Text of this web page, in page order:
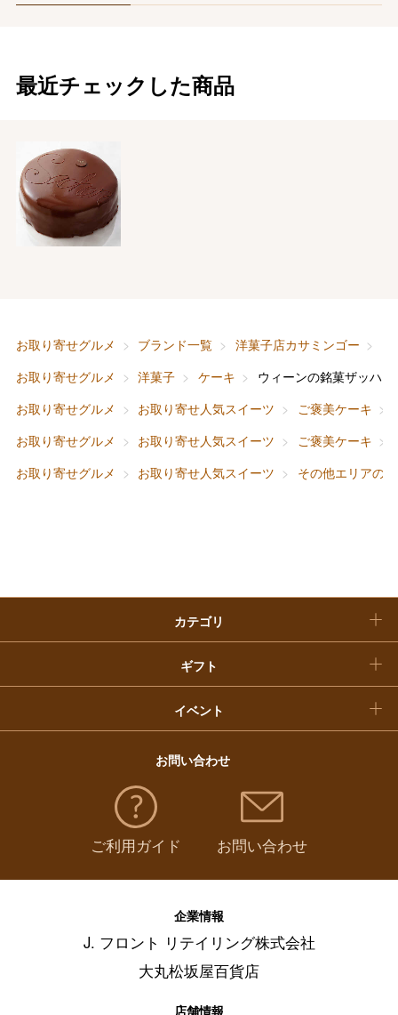
最近チェックした商品
お取り寄せグルメ ブランド一覧 洋菓子店カサミンゴー
お取り寄せグルメ
洋菓子 ケーキ
ウィーンの銘菓ザッハ
お取り寄せグルメ
お取り寄せ人気スイーツ ご褒美ケーキ
お取り寄せグルメ
お取り寄せ人気スイーツ ご褒美ケーキ
お取り寄せグルメ
お取り寄せ人気スイーツ その他エリアの
カテゴリ
ファッション
ホーム＆インテリア
ベビー＆キッズ
ギフト
出産内祝い
結婚内祝い
お香典返し
快気祝い
イベント
バレンタインチョコレート
父の日
お中元
敬老の日
福袋
お問い合わせ
ご利用ガイド お問い合わせ
企業情報
J. フロント リテイリング株式会社
大丸松坂屋百貨店
店舗情報